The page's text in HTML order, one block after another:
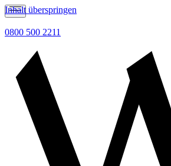
Inhalt überspringen
0800 500 2211